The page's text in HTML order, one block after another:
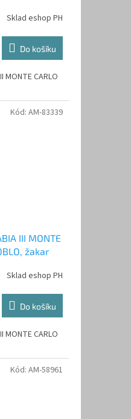
Sklad eshop PH
Do košíku
MONTE CARLO
III MONTE
žakar
Sklad eshop PH
Do košíku
MONTE CARLO
Kód: AM-83339
Kód: AM-58961